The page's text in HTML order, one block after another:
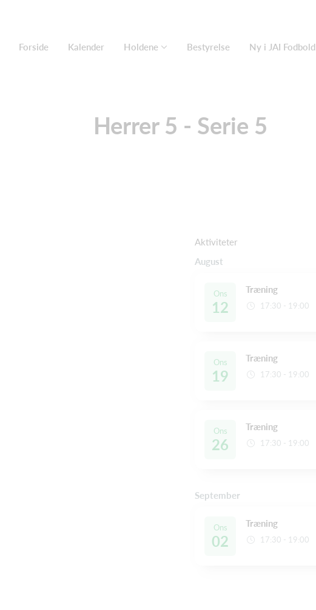
Forside Kalender Holdene Bestyrelse Ny i JAI Fodbold
Herrer 5 - Serie 5
Aktiviteter
August
Ons
12
Træning
17:30 - 19:00
Ons
19
Træning
17:30 - 19:00
Ons
26
Træning
17:30 - 19:00
September
Ons
02
Træning
17:30 - 19:00